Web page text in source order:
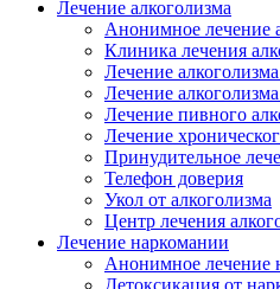
Лечение алкоголизма
Анонимное лечение
Клиника лечения
Лечение
Лечение
Лечение пивного
Лечение
Принудительное
Телефон доверия
Укол от алкоголизма
Центр лечения
Лечение наркомании
Анонимное лечение
Детоксикация от